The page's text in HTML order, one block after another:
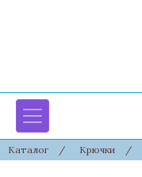
Каталог / Крючки /